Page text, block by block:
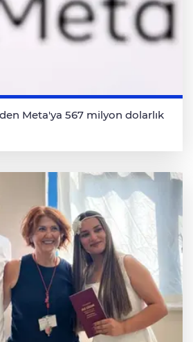
Meta'ya 567 milyon dolarlık